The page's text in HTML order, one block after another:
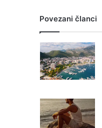
Povezani članci